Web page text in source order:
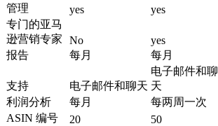
管理
yes yes
专门的亚马
逊营销专家
No yes
报告
每月 每月
支持 电子邮件和聊天
电子邮件和聊
天
利润分析
每月 每两周一次
ASIN 编号
20 50